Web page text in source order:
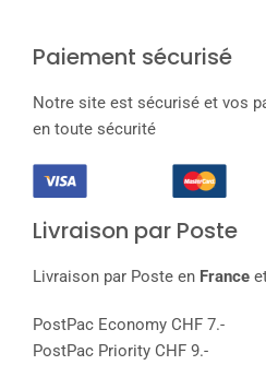
Paiement sécurisé
Notre site est sécurisé et vos
en toute sécurité
Livraison par Poste
Livraison par Poste en France
PostPac Economy CHF 7.-
PostPac Priority CHF 9.-